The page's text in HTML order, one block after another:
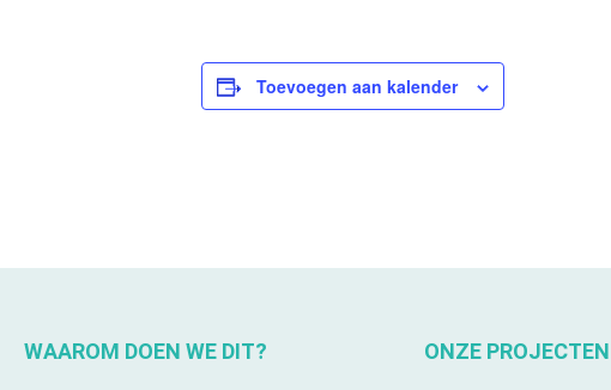
Toevoegen aan kalender
WAAROM DOEN WE DIT? ONZE PROJECTEN